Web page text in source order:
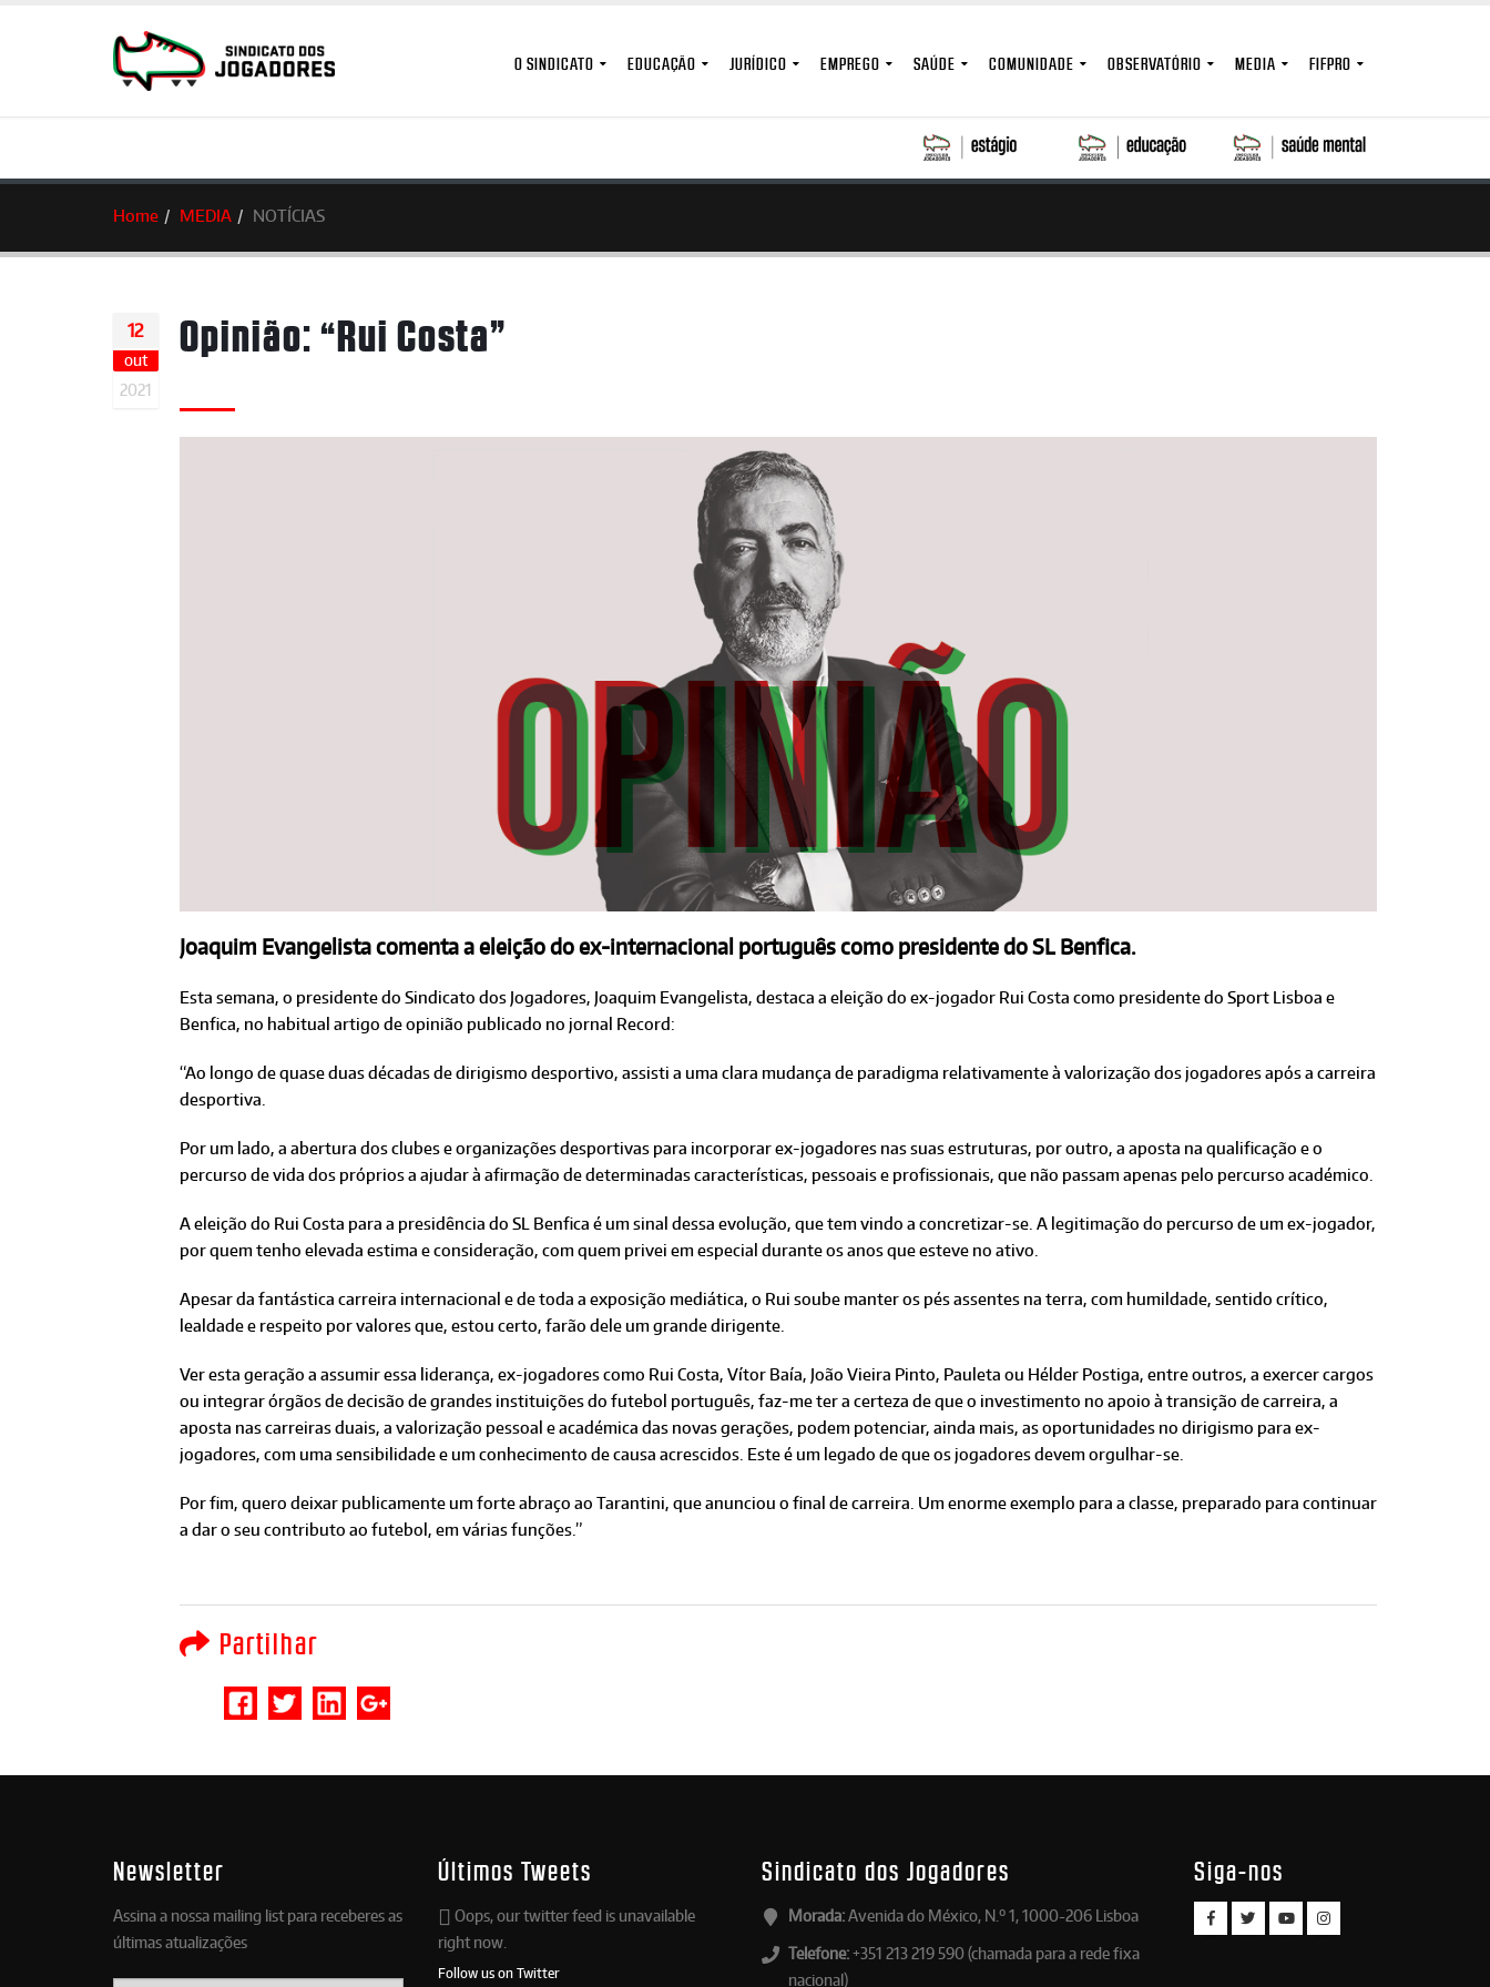
O SINDICATO EDUCAÇÃO JURÍDICO EMPREGO SAÚDE COMUNIDADE OBSERVATÓRIO MEDIA FIFPRO
Home MEDIA NOTÍCIAS
12
out
2021
Opinião: “Rui Costa”
Joaquim Evangelista comenta a eleição do ex-internacional português como presidente do SL Benfica.
Esta semana, o presidente do Sindicato dos Jogadores, Joaquim Evangelista, destaca a eleição do ex-jogador Rui Costa como presidente do Sport Lisboa e
Benfica, no habitual artigo de opinião publicado no jornal Record:
“Ao longo de quase duas décadas de dirigismo desportivo, assisti a uma clara mudança de paradigma relativamente à valorização dos jogadores após a carreira
desportiva.
Por um lado, a abertura dos clubes e organizações desportivas para incorporar ex-jogadores nas suas estruturas, por outro, a aposta na qualificação e o
percurso de vida dos próprios a ajudar à afirmação de determinadas características, pessoais e profissionais, que não passam apenas pelo percurso académico.
A eleição do Rui Costa para a presidência do SL Benfica é um sinal dessa evolução, que tem vindo a concretizar-se. A legitimação do percurso de um ex-jogador,
por quem tenho elevada estima e consideração, com quem privei em especial durante os anos que esteve no ativo.
Apesar da fantástica carreira internacional e de toda a exposição mediática, o Rui soube manter os pés assentes na terra, com humildade, sentido crítico,
lealdade e respeito por valores que, estou certo, farão dele um grande dirigente.
Ver esta geração a assumir essa liderança, ex-jogadores como Rui Costa, Vítor Baía, João Vieira Pinto, Pauleta ou Hélder Postiga, entre outros, a exercer cargos
ou integrar órgãos de decisão de grandes instituições do futebol português, faz-me ter a certeza de que o investimento no apoio à transição de carreira, a
aposta nas carreiras duais, a valorização pessoal e académica das novas gerações, podem potenciar, ainda mais, as oportunidades no dirigismo para ex-
jogadores, com uma sensibilidade e um conhecimento de causa acrescidos. Este é um legado de que os jogadores devem orgulhar-se.
Por fim, quero deixar publicamente um forte abraço ao Tarantini, que anunciou o final de carreira. Um enorme exemplo para a classe, preparado para continuar
a dar o seu contributo ao futebol, em várias funções.”
Partilhar
Newsletter
Assina a nossa mailing list para receberes as
últimas atualizações
Últimos Tweets
Oops, our twitter feed is unavailable
right now.
Follow us on Twitter
Sindicato dos Jogadores
Morada:Avenida do México, N.º 1, 1000-206 Lisboa
Telefone:+351 213 219 590 (chamada para a rede fixa
nacional)
Siga-nos